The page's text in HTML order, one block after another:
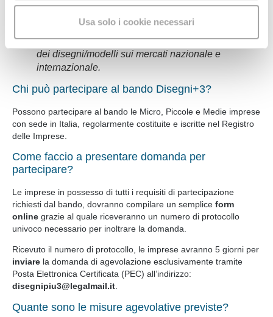
l'utilizzo del sito web. Condividiamo inoltre
con i nostri partner di fiduciasul modo in cui
l'utente utilizza il nostro sito, i quali potrebbero
combinarle con altre informazioni che l'utente ha fornito
loro o che hanno raccolto dal suo utilizzo dei loro servizi.
Acconsente ai nostri cookie se continua a navigare sul
nostro sito web.
Usa solo i cookie necessari
innovativa e competitiva delle PMI attraverso
la valorizzazione e lo sfruttamento economico
dei disegni/modelli sui mercati nazionale e
internazionale.
Chi può partecipare al bando Disegni+3?
Possono partecipare al bando le Micro, Piccole e Medie imprese
con sede in Italia, regolarmente costituite e iscritte nel Registro
delle Imprese.
Come faccio a presentare domanda per
partecipare?
Le imprese in possesso di tutti i requisiti di partecipazione
richiesti dal bando, dovranno compilare un semplice form
online grazie al quale riceveranno un numero di protocollo
univoco necessario per inoltrare la domanda.
Ricevuto il numero di protocollo, le imprese avranno 5 giorni per
inviare la domanda di agevolazione esclusivamente tramite
Posta Elettronica Certificata (PEC) all’indirizzo:
disegnipiu3@legalmail.it.
Quante sono le misure agevolative previste?